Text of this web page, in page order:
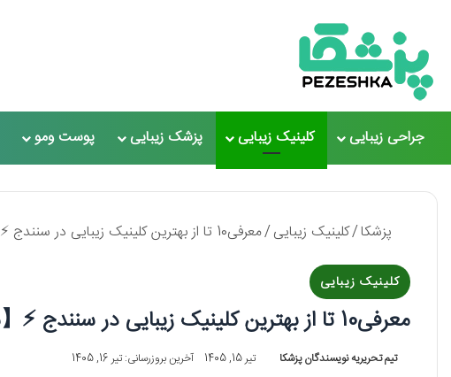
جراحی زیبایی کلینیک زیبایی پزشک زیبایی پوست ومو
پزشکا/کلینیک زیبایی/معرفی10 تا از بهترین کلینیک زیبایی در سنندج ⚡【سال1405】❤️
کلینیک زیبایی
معرفی10 تا از بهترین کلینیک زیبایی در سنندج ⚡【سال1405】❤️
تیم تحریریه نویسندگان پزشکا تیر 15, 1405 آخرین بروزرسانی: تیر 16, 1405